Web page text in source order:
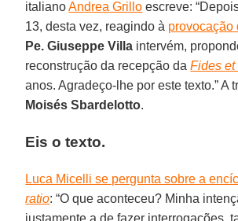
italianoAndrea Grillo escreve:
13, desta vez, reagindo à provocação
Pe. Giuseppe Villa intervém,
reconstrução da recepção daFides et
anos. Agradeço-lhe por este texto.” A
Moisés Sbardelotto.
Eis o texto.
Luca Micelli se pergunta sobre a
ratio: “O que aconteceu? Minha
justamente a de fazer interrogações,